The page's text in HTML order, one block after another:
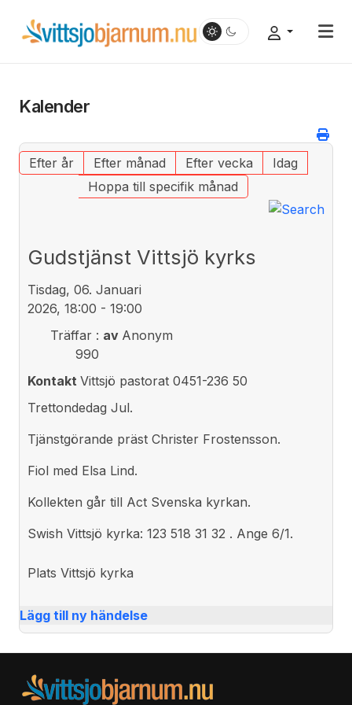
Kalender
Efter år Efter månad Efter vecka
Idag
Hoppa till specifik månad
Gudstjänst Vittsjö kyrks
Tisdag, 06. Januari
2026, 18:00 - 19:00
Träffar:
990
av Anonym
Kontakt Vittsjö pastorat 0451-236 50
Trettondedag Jul.
Tjänstgörande präst Christer Frostensson.
Fiol med Elsa Lind.
Kollekten går till Act Svenska kyrkan.
Swish Vittsjö kyrka: 123 518 31 32 . Ange 6/1.
Plats Vittsjö kyrka
Lägg till ny händelse